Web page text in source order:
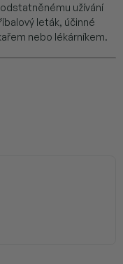
užívání
leták, účinné
nebo lékárníkem.